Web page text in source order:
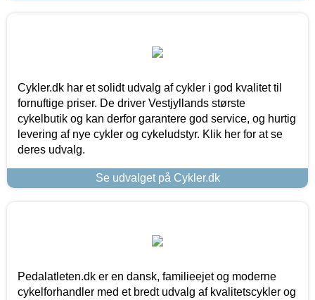
Cykler.dk har et solidt udvalg af cykler i god kvalitet til
fornuftige priser. De driver Vestjyllands største
cykelbutik og kan derfor garantere god service, og hurtig
levering af nye cykler og cykeludstyr. Klik her for at se
deres udvalg.
Se udvalget på Cykler.dk
Pedalatleten.dk er en dansk, familieejet og moderne
cykelforhandler med et bredt udvalg af kvalitetscykler og